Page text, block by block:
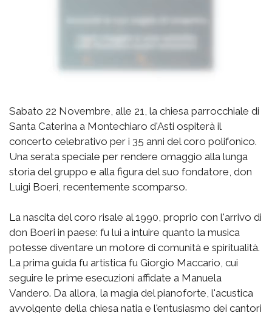
Sabato 22 Novembre, alle 21, la chiesa parrocchiale di
Santa Caterina a Montechiaro d'Asti ospiterà il
concerto celebrativo per i 35 anni del coro polifonico.
Una serata speciale per rendere omaggio alla lunga
storia del gruppo e alla figura del suo fondatore, don
Luigi Boeri, recentemente scomparso.
La nascita del coro risale al 1990, proprio con l'arrivo di
don Boeri in paese: fu lui a intuire quanto la musica
potesse diventare un motore di comunità e spiritualità.
La prima guida fu artistica fu Giorgio Maccario, cui
seguire le prime esecuzioni affidate a Manuela
Vandero. Da allora, la magia del pianoforte, l'acustica
avvolgente della chiesa natia e l'entusiasmo dei cantori